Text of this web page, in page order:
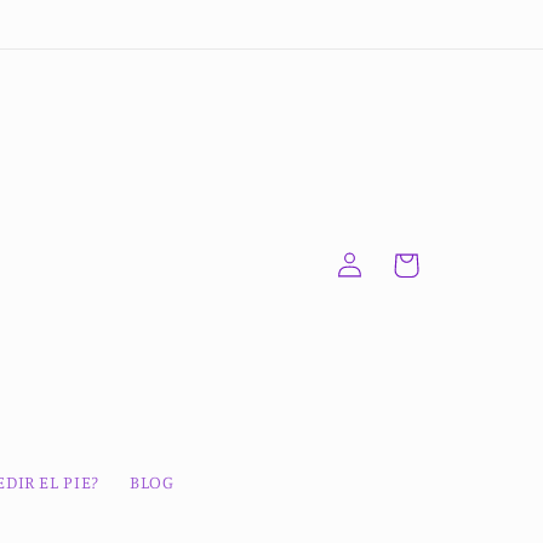
EL PIE? BLOG
Iniciar
sesión
Carrito